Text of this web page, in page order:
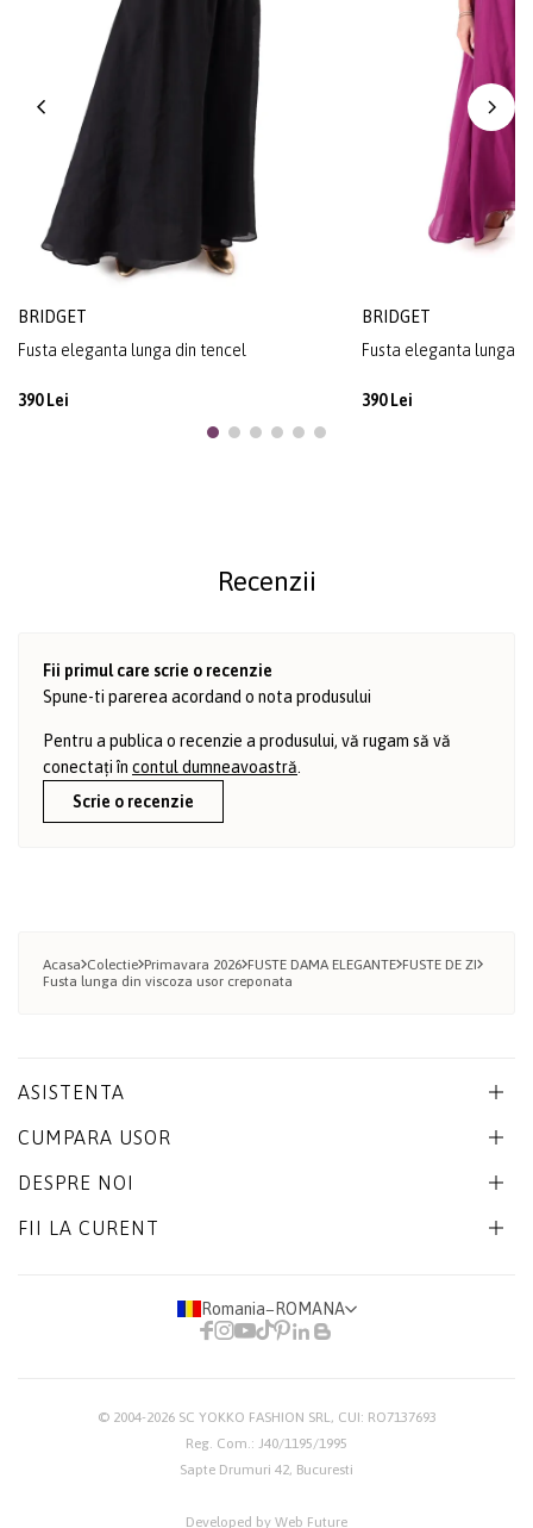
BRIDGET
Fusta eleganta lunga din tencel
390 Lei
BRIDGET
Fusta eleganta lunga
390 Lei
Recenzii
Fii primul care scrie o recenzie
Spune-ti parerea acordand o nota produsului
Pentru a publica o recenzie a produsului, vă rugam să vă
conectați în contul dumneavoastră
Scrie o recenzie
Acasa Colectie Primavara 2026 FUSTE DAMA ELEGANTE FUSTE DE ZI
Fusta lunga din viscoza usor creponata
ASISTENTA
CUMPARA USOR
DESPRE NOI
FII LA CURENT
Romania− ROMANA
© 2004-2026 SC YOKKO FASHION SRL, CUI: RO7137693
Reg. Com.: J40/1195/1995
Sapte Drumuri 42, Bucuresti
Developed by Web Future